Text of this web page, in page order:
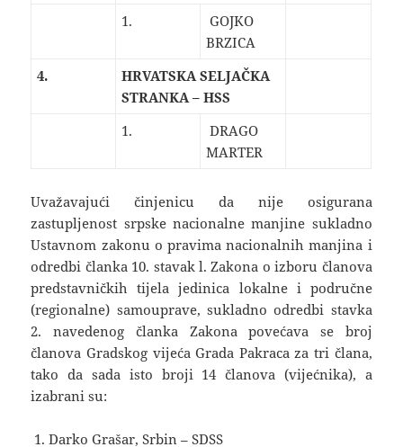
1.
GOJKO
BRZICA
4.
HRVATSKA SELJAČKA
STRANKA – HSS
1.
DRAGO
MARTER
Uvažavajući činjenicu da nije osigurana
zastupljenost srpske nacionalne manjine sukladno
Ustavnom zakonu o pravima nacionalnih manjina i
odredbi članka 10. stavak l. Zakona o izboru članova
predstavničkih tijela jedinica lokalne i područne
(regionalne) samouprave, sukladno odredbi stavka
2. navedenog članka Zakona povećava se broj
članova Gradskog vijeća Grada Pakraca za tri člana,
tako da sada isto broji 14 članova (vijećnika), a
izabrani su:
Darko Grašar, Srbin – SDSS